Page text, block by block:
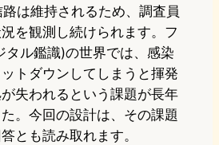
は維持されるため、調査員
を観測し続けられます。フ
タル鑑識)の世界では、感染
トダウンしてしまうと揮発
失われるという課題が長年
。今回の設計は、その課題
とも読み取れます。